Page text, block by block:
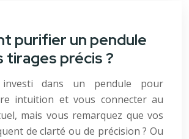
purifier un pendule
tirages précis ?
dans un pendule pour
intuition et vous connecter au
mais vous remarquez que vos
de clarté ou de précision ? Ou